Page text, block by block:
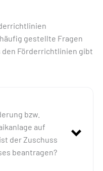
gestellte Fragen
den Förderrichtlinien gibt
bzw.
auf
der Zuschuss
beantragen?